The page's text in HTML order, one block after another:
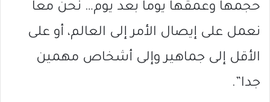
حجمها وعمقها يوما بعد يوم… نحن معا
نعمل على إيصال الأمر إلى العالم، أو على
الأقل إلى جماهير وإلى أشخاص مهمين
جدا”.